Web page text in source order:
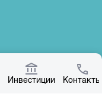
Инвестиции Контакты